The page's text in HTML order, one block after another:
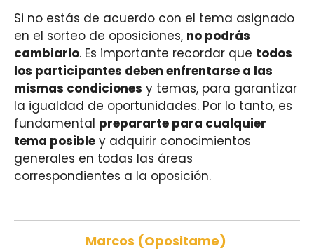
Si no estás de acuerdo con el tema asignado
en el sorteo de oposiciones, no podrás
cambiarlo. Es importante recordar que todos
los participantes deben enfrentarse a las
mismas condiciones y temas, para garantizar
la igualdad de oportunidades. Por lo tanto, es
fundamental prepararte para cualquier
tema posible y adquirir conocimientos
generales en todas las áreas
correspondientes a la oposición.
Marcos (Opositame)